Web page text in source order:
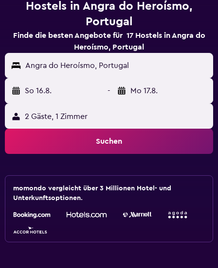
Hostels in Angra do Heroísmo,
Portugal
Finde die besten Angebote für 17 Hostels in Angra do
Heroísmo, Portugal
Angra do Heroísmo, Portugal
So 16.8. - Mo 17.8.
2 Gäste, 1 Zimmer
Suchen
momondo vergleicht über 3 Millionen Hotel- und
Unterkunftsoptionen.